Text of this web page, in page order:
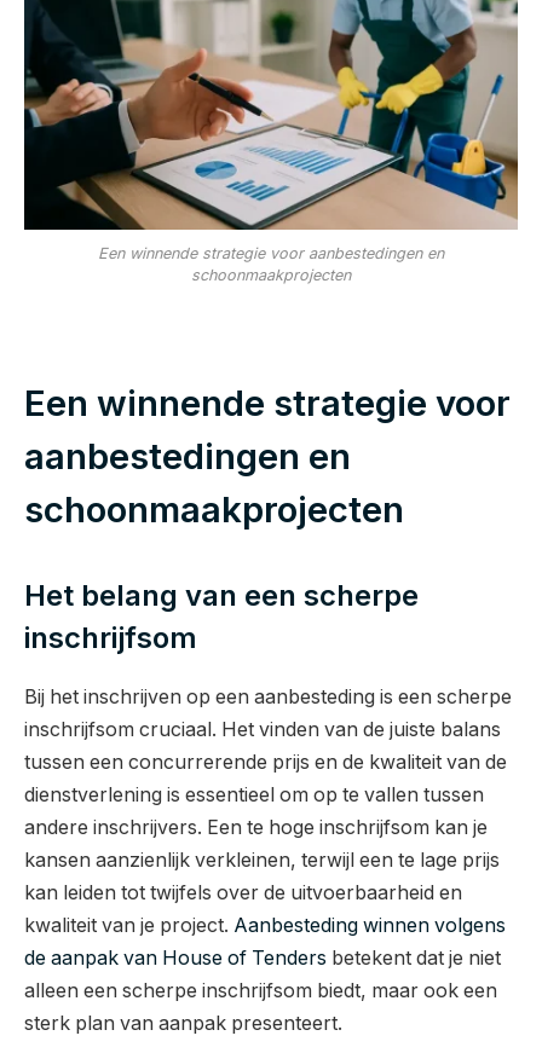
Een winnende strategie voor aanbestedingen en
schoonmaakprojecten
Een winnende strategie voor
aanbestedingen en
schoonmaakprojecten
Het belang van een scherpe
inschrijfsom
Bij het inschrijven op een aanbesteding is een scherpe
inschrijfsom cruciaal. Het vinden van de juiste balans
tussen een concurrerende prijs en de kwaliteit van de
dienstverlening is essentieel om op te vallen tussen
andere inschrijvers. Een te hoge inschrijfsom kan je
kansen aanzienlijk verkleinen, terwijl een te lage prijs
kan leiden tot twijfels over de uitvoerbaarheid en
kwaliteit van je project. Aanbesteding winnen volgens
de aanpak van House of Tenders betekent dat je niet
alleen een scherpe inschrijfsom biedt, maar ook een
sterk plan van aanpak presenteert.